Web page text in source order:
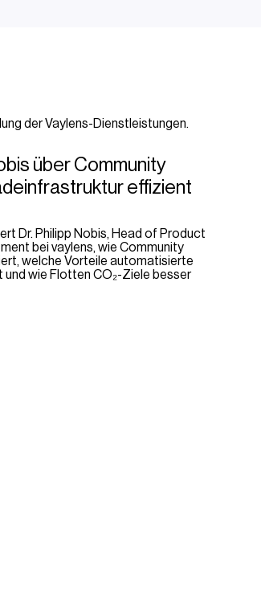
über Community
effizient
Dr. Philipp Nobis, Head of Product
bei vaylens, wie Community
welche Vorteile automatisierte
und wie Flotten CO₂-Ziele besser